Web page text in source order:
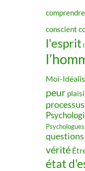
comprendre
conscient
l'esprit
Moi-
peur
questions
vérité
état